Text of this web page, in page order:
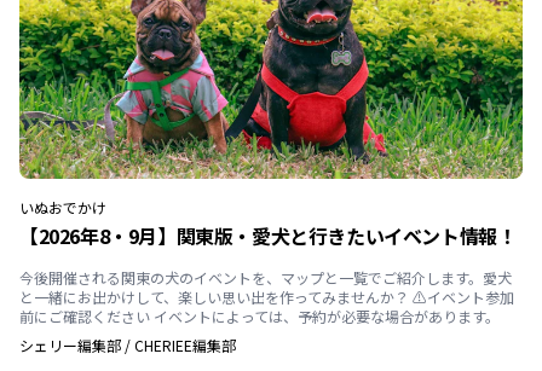
いぬおでかけ
【2026年8・9月】関東版・愛犬と行きたいイベント情報！
今後開催される関東の犬のイベントを、マップと一覧でご紹介します。愛犬
と一緒にお出かけして、楽しい思い出を作ってみませんか？ ⚠️イベント参加
前にご確認ください イベントによっては、予約が必要な場合があります。
シェリー編集部 /CHERIEE編集部